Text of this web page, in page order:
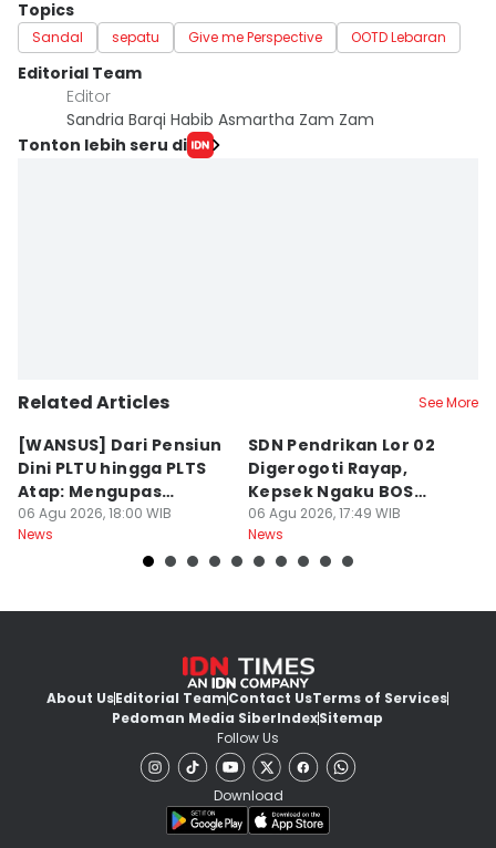
Topics
Sandal sepatu Give me Perspective OOTD Lebaran
Editorial Team
Editor
Sandria Barqi Habib Asmartha Zam Zam
Tonton lebih seru di
Related Articles See More
[WANSUS] Dari Pensiun
Dini PLTU hingga PLTS
Atap: Mengupas
Sengkarut Bisnis Energi
di Indonesia
06 Agu 2026, 18:00 WIB
News
SDN Pendrikan Lor 02
Digerogoti Rayap,
Kepsek Ngaku BOS
Cuma Rp54 Juta
06 Agu 2026, 17:49 WIB
News
About UsEditorial TeamContact UsTerms of Services
Pedoman Media SiberIndexSitemap
Follow Us
Download